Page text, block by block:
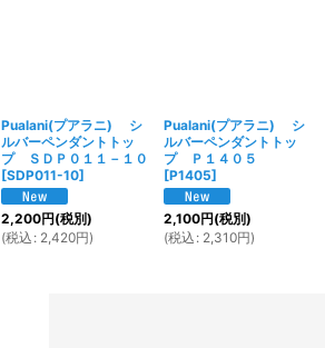
Pualani(プアラニ) シ
ルバーペンダントトッ
プ ＳＤＰ０１１－１０
[SDP011-10]
2,200円(税別)
(税込 : 2,420円)
Pualani(プアラニ) シ
ルバーペンダントトッ
プ Ｐ１４０５
[P1405]
2,100円(税別)
(税込 : 2,310円)